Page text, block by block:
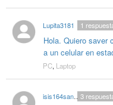
Lupita3181
Hola. Quiero saver
a un celular en
1
PC, Laptop
isis164sanchez 3